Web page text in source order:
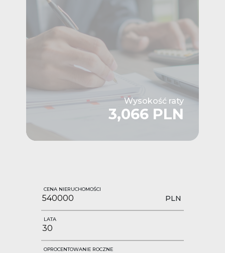
Wysokość raty
3,066 PLN
CENA NIERUCHOMOŚCI
PLN
LATA
OPROCENTOWANIE ROCZNE